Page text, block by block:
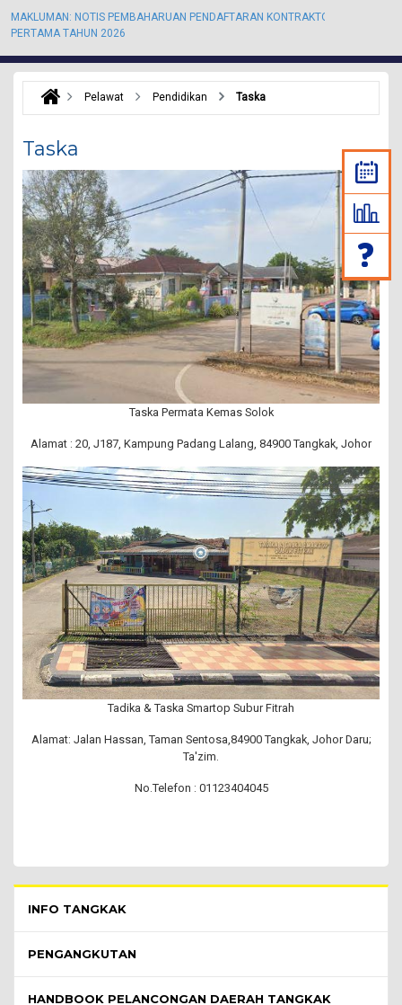
MAKLUMAN: NOTIS PEMBAHARUAN PENDAFTARAN KONTRAKTOR KALI
PERTAMA TAHUN 2026
Pelawat Pendidikan Taska
Taska
Taska Permata Kemas Solok
Alamat : 20, J187, Kampung Padang Lalang, 84900 Tangkak, Johor
Tadika & Taska Smartop Subur Fitrah
Alamat: Jalan Hassan, Taman Sentosa,84900 Tangkak, Johor Daru;
Ta'zim.
No.Telefon : 01123404045
INFO TANGKAK
PENGANGKUTAN
HANDBOOK PELANCONGAN DAERAH TANGKAK